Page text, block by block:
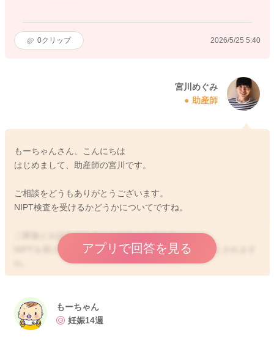
0クリップ 2026/5/25 5:40
宮川めぐみ
助産師
もーちゃんさん、こんにちは
はじめまして、助産師の宮川です。
ご相談をどうもありがとうございます。
NIPT検査を受けるかどうかについてですね。
ご家族とお話をされることはありますか？
NIPTを受けることでのメリット、デメリットとあるとされます
一般的にメリットは、精度が良いこと、採血のみで負担が少な
ゆっくりと考えられる時間があるということになると思いま
す。
アプリで回答を見る
もーちゃん
妊娠14週